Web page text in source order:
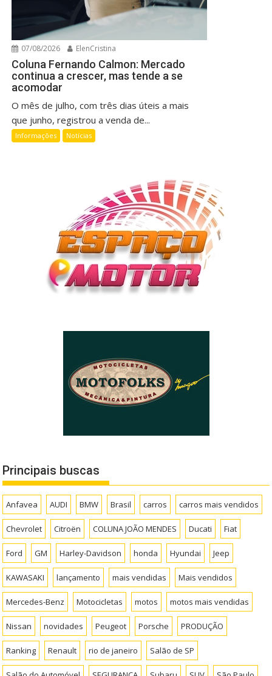
07/08/2026 ElenCristina
Coluna Fernando Calmon: Mercado
continua a crescer, mas tende a se
acomodar
O mês de julho, com três dias úteis a mais
que junho, registrou a venda de...
Informações Notícias
Principais buscas
Anfavea AUDI BMW Brasil carros carros mais vendidos
Chevrolet Citroën COLUNA JOÃO MENDES Ducati Fiat
Ford GM Harley-Davidson honda Hyundai Jeep
KAWASAKI lançamento mais vendidas Mais vendidos
Mercedes-Benz Motocicletas motos motos mais vendidas
Nissan novidades Peugeot Porsche PRODUÇÃO
Ranking Renault rio de janeiro Salão de SP